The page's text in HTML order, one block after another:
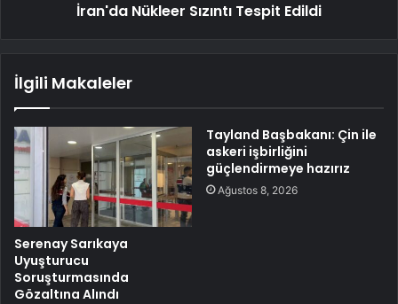
İran'da Nükleer Sızıntı Tespit Edildi
İlgili Makaleler
Serenay Sarıkaya
Uyuşturucu
Soruşturmasında
Gözaltına Alındı
Tayland Başbakanı: Çin ile
askeri işbirliğini
güçlendirmeye hazırız
Ağustos 8, 2026